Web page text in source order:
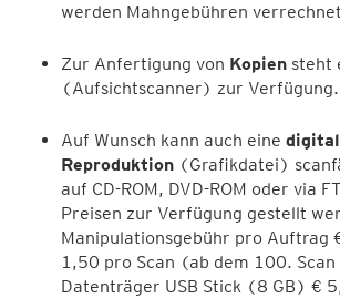
werden Mahngebühren
Zur Anfertigung von Kopien steht
(Aufsichtscanner) zur Verfügung.
Auf Wunsch kann auch eine
Reproduktion (Grafikdatei)
auf CD-ROM, DVD-ROM oder via
Preisen zur Verfügung gestellt
Manipulationsgebühr pro Auftrag
1,50 pro Scan (ab dem 100.
Datenträger USB Stick (8 GB) €